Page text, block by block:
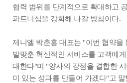
협력 범위를 단계적으로 확대하고
파트너십을 강화해 나갈 방침이다.
제니엘 박춘홍 대표는 "이번 협약을
발맞춘 혁신적인 서비스를 고객에게
대한다"며 "양사의 강점을 결합한
미 있는 성과를 만들어 가겠다"고 말